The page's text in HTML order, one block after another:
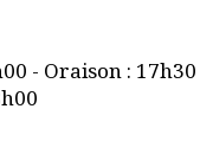
- Oraison : 17h30